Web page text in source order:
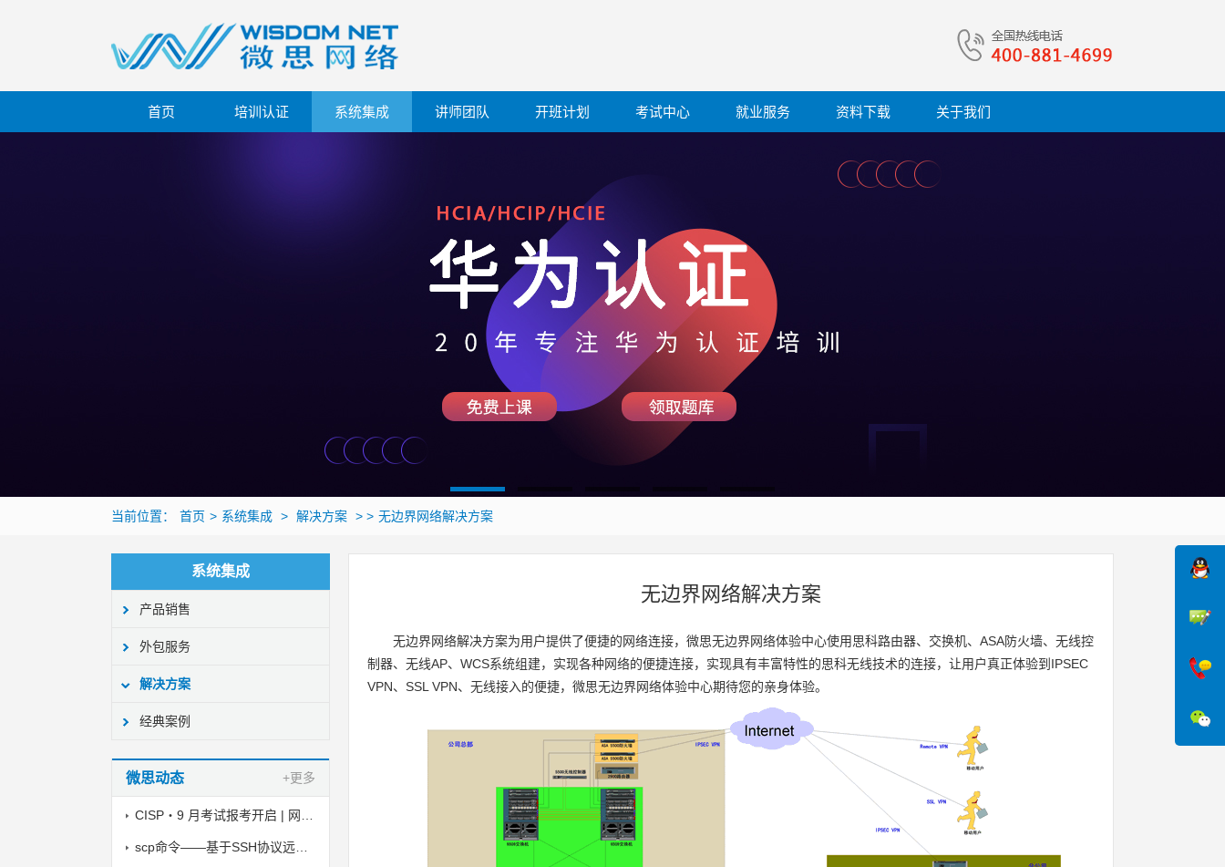
首页 培训认证 系统集成 讲师团队 开班计划 考试中心 就业服务 资料下载 关于我们
1 2 3 4 5
当前位置： 首页 > 系统集成 > 解决方案 > > 无边界网络解决方案
系统集成
产品销售
外包服务
解决方案
经典案例
微思动态 +更多
无边界网络解决方案
无边界网络解决方案为用户提供了便捷的网络连接，微思无边界网络体验中心使用思科路由器、交换机、ASA防火墙、无线控
制器、无线AP、WCS系统组建，实现各种网络的便捷连接，实现具有丰富特性的思科无线技术的连接，让用户真正体验到IPSEC
VPN、SSL VPN、无线接入的便捷，微思无边界网络体验中心期待您的亲身体验。